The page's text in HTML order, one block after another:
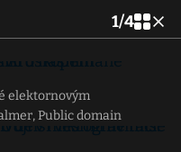
1/4
elektornovým
Public domain